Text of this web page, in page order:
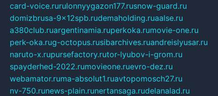
card-voice.rurulonnyygazon177.rusnow-guard.ru
domizbrusa-9x12spb.rudemaholding.ruaalse.ru
a380club.ruargentinamia.ruperkoka.rumovie-one.ru
perk-oka.rug-octopus.rusibarchives.ruandreislyusar.ru
naruto-x.rupursefactory.rutor-lyubov-i-grom.ru
spayderhed-2022.rumovieone.ruevro-dez.ru
webamator.ruma-absolut1.ruavtopomosch27.ru
nv-750.runews-plain.runertansaga.rudelanalad.ru